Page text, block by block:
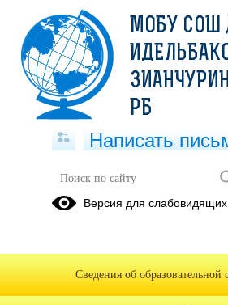
Наличие и условия
МОБУ СОШ
РБ
Написать
Версия для слабовидящих
Сведения об образовательной